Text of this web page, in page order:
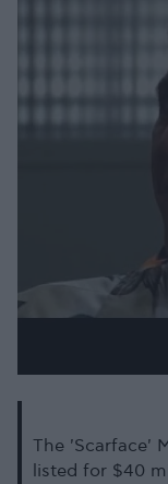
The 'Scarface'
listed for $40